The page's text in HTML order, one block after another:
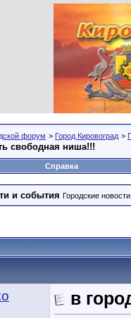
форум > Город Кировоград >
свободная ниша!!!
Справка
и события Городские
в